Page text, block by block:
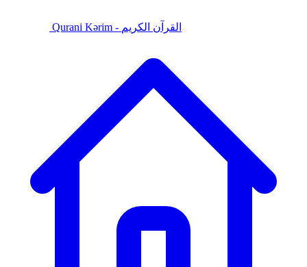
Qurani Kərim - القرآن الكريم